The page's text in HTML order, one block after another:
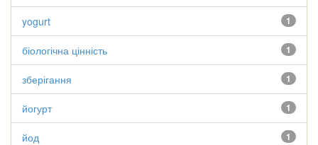
1
yogurt
1
біологічна цінність
1
зберігання
1
йогурт
1
йод